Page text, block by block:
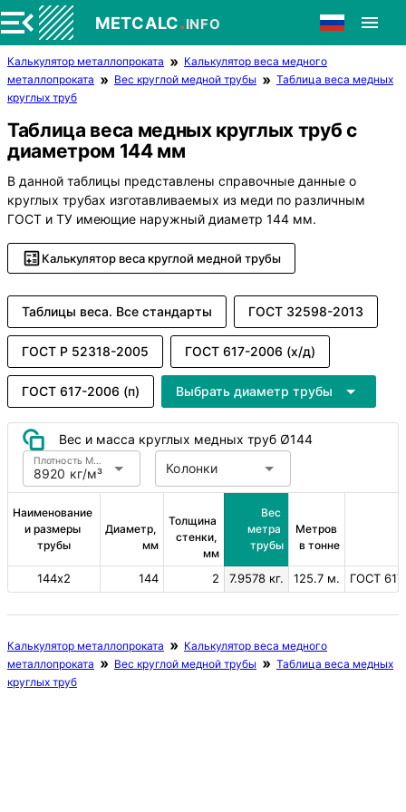
METCALC.INFO
Калькулятор металлопроката
Калькулятор веса медного
металлопроката
Вес круглой медной трубы
Таблица веса медных
круглых труб
Таблица веса медных круглых труб с
диаметром 144 мм
В данной таблицы представлены справочные данные о
круглых трубах изготавливаемых из меди по различным
ГОСТ и ТУ имеющие наружный диаметр 144 мм.
Калькулятор веса круглой медной трубы
Таблицы веса. Все стандарты ГОСТ 32598-2013
ГОСТ Р 52318-2005 ГОСТ 617-2006 (х/д)
ГОСТ 617-2006 (п) Выбрать диаметр трубы
Вес и масса круглых медных труб Ø144
8920 кг/м³
Плотность Медь Колонки
Наименование
и размеры
трубы
Диаметр,
мм
Толщина
стенки,
мм
Вес
метра
трубы
Метров
в тонне
144х2 144 2 7.9578 кг. 125.7 м. ГОСТ
Калькулятор металлопроката
Калькулятор веса медного
металлопроката
Вес круглой медной трубы
Таблица веса медных
круглых труб